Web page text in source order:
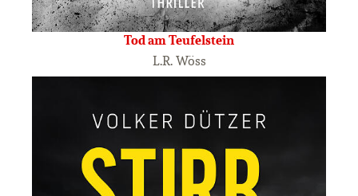
Tod am Teufelstein
L.R. Wöss